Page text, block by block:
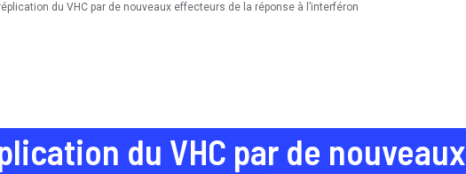
du VHC par de nouveaux effecteurs de la réponse à l’interféron
du VHC par de nouveaux